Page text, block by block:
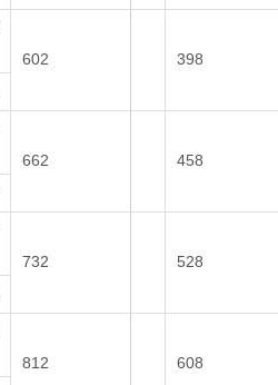
602
398
662
458
732
528
812
608